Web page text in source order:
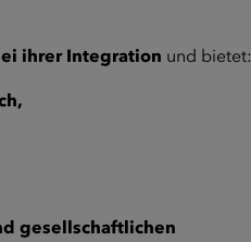
ihrer Integration und bietet:
gesellschaftlichen